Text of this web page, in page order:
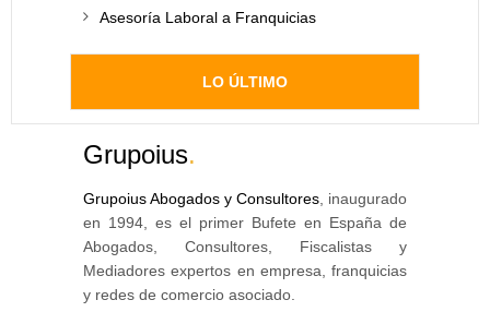
Asesoría Laboral a Franquicias
LO ÚLTIMO
Grupoius.
Grupoius Abogados y Consultores , inaugurado
en 1994, es el primer Bufete en España de
Abogados, Consultores, Fiscalistas y
Mediadores expertos en empresa, franquicias
y redes de comercio asociado.